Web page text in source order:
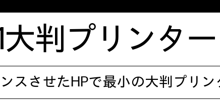
大判プリンター
スさせたHPで最小の大判プリン